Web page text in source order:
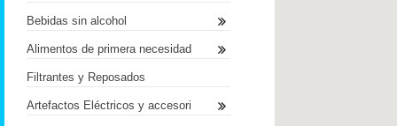
Bebidas sin alcohol
Alimentos de primera necesidad
Filtrantes y Reposados
Artefactos Eléctricos y accesori